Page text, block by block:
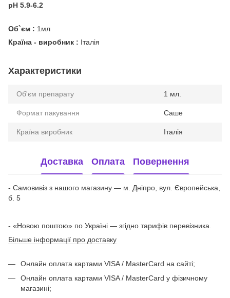
рН 5.9-6.2
Об`єм : 1мл
Країна - виробник : Італія
Характеристики
Об'єм препарату 1 мл.
Формат пакування Саше
Країна виробник Італія
Доставка Оплата Повернення
- Самовивіз з нашого магазину — м. Дніпро, вул. Європейська,
б. 5
- «Новою поштою» по Україні — згідно тарифів перевізника.
Більше інформації про доставку
Онлайн оплата картами VISA / MasterCard на сайті;
Онлайн оплата картами VISA / MasterCard у фізичному
магазині;